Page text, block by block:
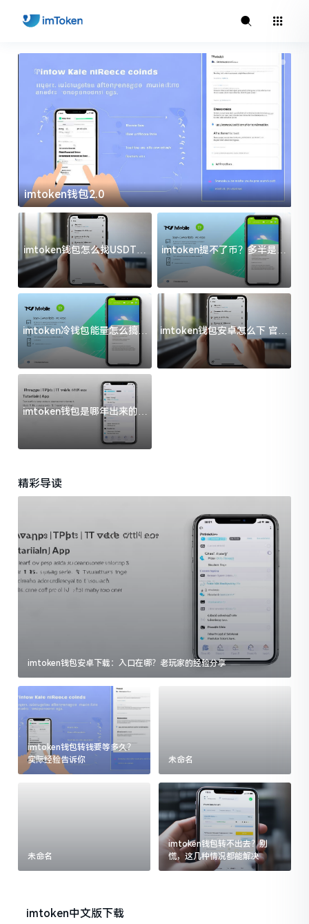
imtoken钱包2.0
imtoken钱包怎么找USDT地
址？三步搞定不踩坑
imtoken提不了币？多半是这
几件事没处理好
imtoken冷钱包能量怎么搞？
过来人告诉你门道
imtoken钱包安卓怎么下 官方
渠道避坑指南
imtoken钱包是哪年出来的？
一文给你说清楚
精彩导读
imtoken钱包安卓下载：入口在哪？老玩家的经验分享
imtoken钱包转钱要等多久？
实际经验告诉你
未命名
未命名
imtoken钱包转不出去？别
慌，这几种情况都能解决
imtoken中文版下载